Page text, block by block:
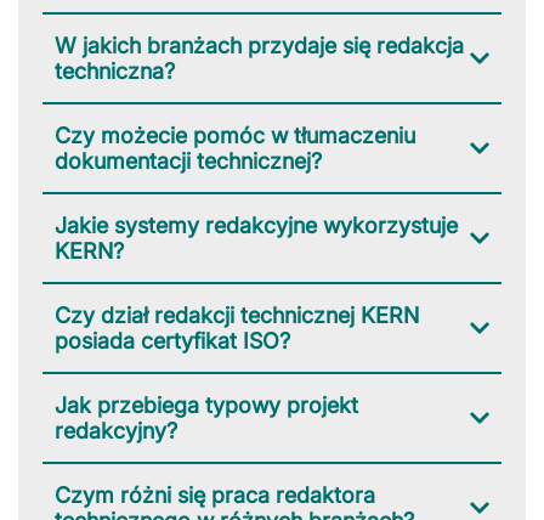
W jakich branżach przydaje się redakcja
techniczna?
Czy możecie pomóc w tłumaczeniu
dokumentacji technicznej?
Jakie systemy redakcyjne wykorzystuje
KERN?
Czy dział redakcji technicznej KERN
posiada certyfikat ISO?
Jak przebiega typowy projekt
redakcyjny?
Czym różni się praca redaktora